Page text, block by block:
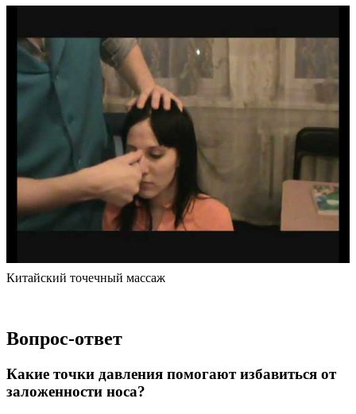
Китайский точечный массаж
Вопрос-ответ
Какие точки давления помогают избавиться от
заложенности носа?